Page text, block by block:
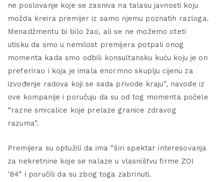
ne poslovanje koje se zasniva na talasu javnosti koju
možda kreira premijer iz samo njemu poznatih razloga.
Menadžmentu bi bilo žao, ali se ne možemo oteti
utisku da smo u nemilost premijera potpali onog
momenta kada smo odbili konsultansku kuću koju je on
preferirao i koja je imala enormno skuplju cijenu za
izvođenje radova koji se sada privode kraju”, navode iz
ove kompanije i poručuju da su od tog momenta počele
“razne smicalice koje prelaze granice zdravog
razuma”.
Premijera su optužili da ima “širi spektar interesovanja
za nekretnine koje se nalaze u vlasništvu firme ZOI
'84” i poručili da su zbog toga zabrinuti.